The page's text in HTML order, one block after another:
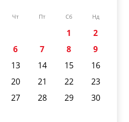
Чт Пт Сб Нд
1
2
6 7 8
9
13 14 15
16
20 21 22
23
27 28 29
30